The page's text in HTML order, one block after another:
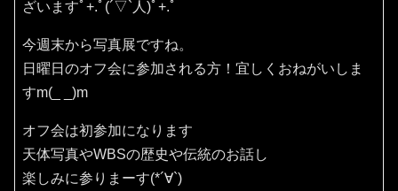
ざいますﾟ+.ﾟ(´▽`人)ﾟ+.ﾟ
今週末から写真展ですね。
日曜日のオフ会に参加される方！宜しくおねがいしま
すm(_ _)m
オフ会は初参加になります
天体写真やWBSの歴史や伝統のお話し
楽しみに参りまーす(*´∀`)